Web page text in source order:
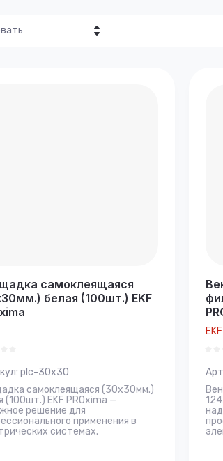
самоклеящаяся
белая (100шт.) EKF
plc-30x30
самоклеящаяся (30х30мм.)
(100шт.) EKF PROxima —
решение для
применения в
системах.
EKF